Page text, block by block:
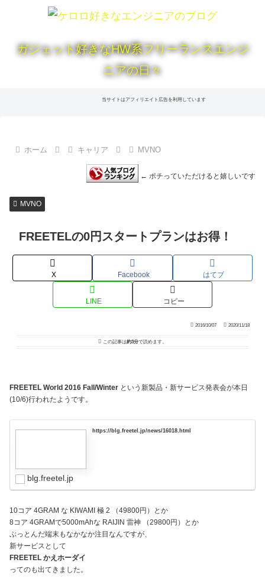
ガジェット好きなHW系フリーランスエンジ
ニアの日々
当サイトはアフィリエイト広告を利用しています
ホーム キャリア MVNO
← ポチっていただけると嬉しいです
MVNO
FREETELの0円スタートプランはお得！
X Facebook はてブ
LINE コピー
2016/10/07 2020/11/18
この記事は約3分で読めます。
FREETEL World 2016 Fall/Winter という新製品・新サービス発表会が本日
(10/6)行われたようです。
https://blg.freetel.jp/news/16018.html
blg.freetel.jp
10コア 4GRAM な KIWAMI 極 2 （49800円）とか
8コア 4GRAMで5000mAhな RAIJIN 雷神 （29800円）とか
ぶっとんだ端末もなかなか注目なんですが、
新サービスとして
FREETEL かえホーダイ
ってのも出てきました。